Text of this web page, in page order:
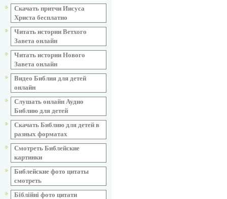
Скачать притчи Иисуса
Христа бесплатно
Читать истории Ветхого
Завета онлайн
Читать истории Нового
Завета онлайн
Видео Библия для детей
онлайн
Слушать онлайн Аудио
Библию для детей
Скачать Библию для детей в
разных форматах
Смотреть Библейские
картинки
Библейские фото цитаты
смотреть
Біблійні фото цитати